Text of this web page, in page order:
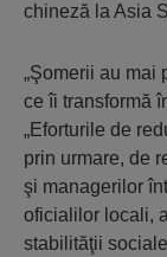
chineză la Asia
„Şomerii au mai
ce îi transformă
„Eforturile de
prin urmare, de
şi managerilor
oficialilor locali,
stabilităţii